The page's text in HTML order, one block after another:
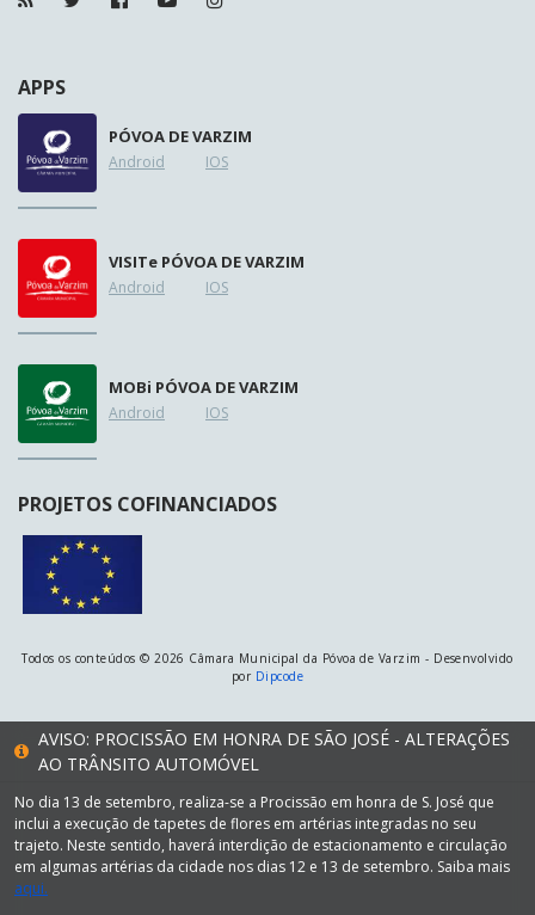
APPS
PÓVOA DE VARZIM
Android IOS
VISITe PÓVOA DE VARZIM
Android IOS
MOBi PÓVOA DE VARZIM
Android IOS
PROJETOS COFINANCIADOS
Todos os conteúdos © 2026 Câmara Municipal da Póvoa de Varzim - Desenvolvido
por Dipcode
AVISO: PROCISSÃO EM HONRA DE SÃO JOSÉ - ALTERAÇÕES
AO TRÂNSITO AUTOMÓVEL
No dia 13 de setembro, realiza-se a Procissão em honra de S. José que
inclui a execução de tapetes de flores em artérias integradas no seu
trajeto. Neste sentido, haverá interdição de estacionamento e circulação
em algumas artérias da cidade nos dias 12 e 13 de setembro. Saiba mais
aqui.